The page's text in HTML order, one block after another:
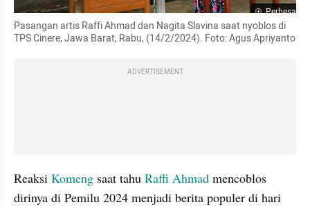
Perbesar
Pasangan artis Raffi Ahmad dan Nagita Slavina saat nyoblos di
TPS Cinere, Jawa Barat, Rabu, (14/2/2024). Foto: Agus Apriyanto
ADVERTISEMENT
Reaksi Komeng saat tahu Raffi Ahmad mencoblos
dirinya di Pemilu 2024 menjadi berita populer di hari